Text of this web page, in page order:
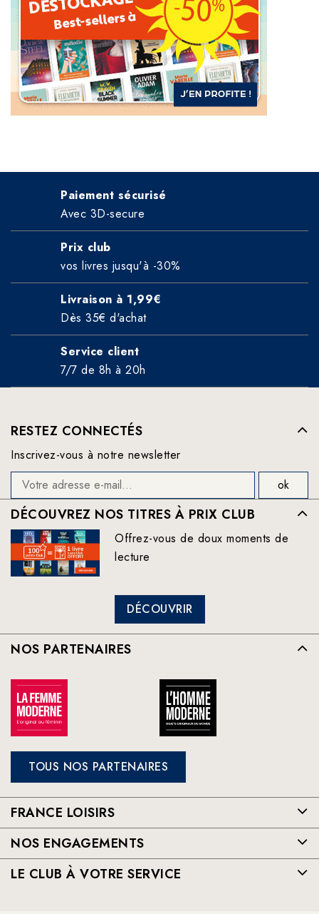
Paiement sécurisé
Avec 3D-secure
Prix club
vos livres jusqu'à -30%
Livraison à 1,99€
Dès 35€ d'achat
Service client
7/7 de 8h à 20h
RESTEZ CONNECTÉS
Inscrivez-vous à notre newsletter
DÉCOUVREZ NOS TITRES À PRIX CLUB
Offrez-vous de doux moments de
lecture
DÉCOUVRIR
NOS PARTENAIRES
TOUS NOS PARTENAIRES
FRANCE LOISIRS
NOS ENGAGEMENTS
LE CLUB À VOTRE SERVICE